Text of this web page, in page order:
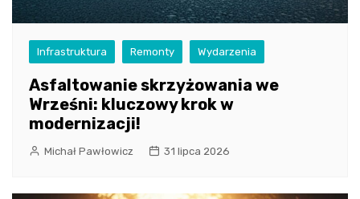
Infrastruktura Remonty Wydarzenia
Asfaltowanie skrzyżowania we
Wrześni: kluczowy krok w
modernizacji!
Michał Pawłowicz 31 lipca 2026